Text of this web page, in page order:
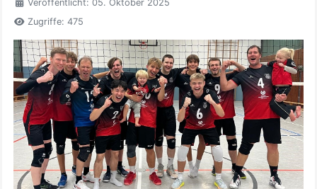
Veröffentlicht: 05. Oktober 2025
Zugriffe: 475